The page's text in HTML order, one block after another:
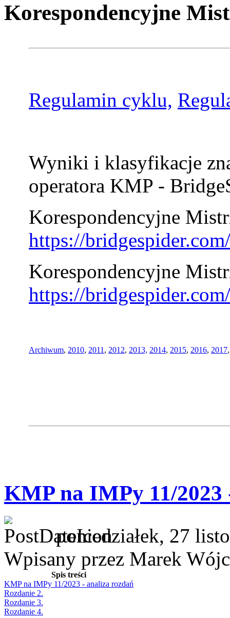
Korespondencyjne
Regulamin cyklu,
Wyniki i klasyfikacje
operatora KMP -
Korespondencyjne
https://
Korespondencyjne
https://
Archiwum, 2010, 2011 , 2012, 2013, 2014, 2015, 2016, 2017
KMP na IMPy 11/2023
poniedziałek, 27
Wpisany przez Marek
Spis treści
KMP na IMPy 11/2023 - analiza rozdań
Rozdanie 2.
Rozdanie 3.
Rozdanie 4.